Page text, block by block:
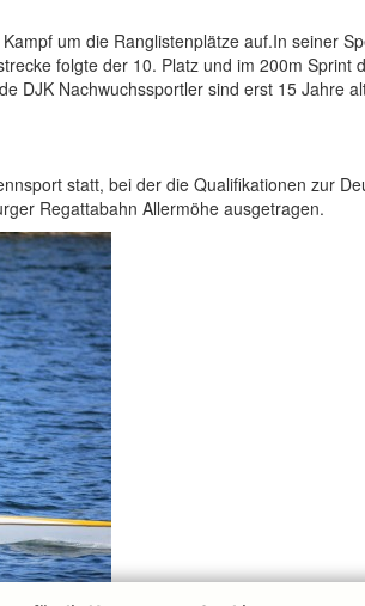
um die Ranglistenplätze auf.In seiner
folgte der 10. Platz und im 200m Sprint
DJK Nachwuchssportler sind erst 15 Jahre
statt, bei der die Qualifikationen zur
Regattabahn Allermöhe ausgetragen.